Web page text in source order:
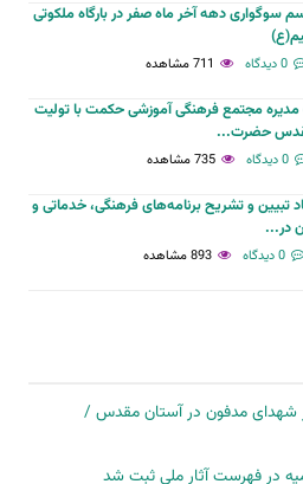
سوگواری دهه آخر ماه صفر در بارگاه ملکوتی
0 دیدگاه 711 مشاهده
مدیره مجتمع فرهنگی آموزشی حکمت با تولیت
حضرت...
0 دیدگاه 735 مشاهده
تبیین و تشریح برنامه‌های فرهنگی، خدماتی و
در...
0 دیدگاه 893 مشاهده
شهدای مدفون در آستان مقدس /
در فهرست آثار ملی ثبت شد